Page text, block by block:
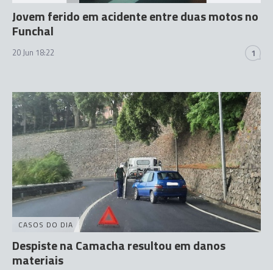
Jovem ferido em acidente entre duas motos no
Funchal
20 Jun 18:22 1
CASOS DO DIA
Despiste na Camacha resultou em danos
materiais